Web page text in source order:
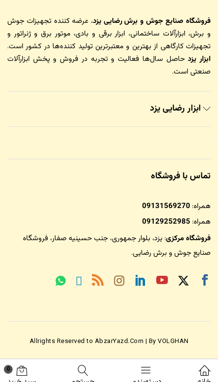
فروشگاه صنایع جوش و برش رضایی یزد، عرضه کننده تجهیزات جوش
و برش، ابزارآلات ساختمانی، ابزار برقی و بادی، موتور برق و ژنراتور و
تجهیزات کارگاهی از بهترین و معتبرترین تولید کننده‌ها در کشور است.
ابزار یزدحاصل سال‌ها فعالیت و تجربه در فروش و پخش ابزارآلات
صنعتی است.
ابزار رضایی یزد
تماس با فروشگاه
همراه: 09131569270
همراه: 09129252985
فروشگاه مرکزی: یزد، بلوار جمهوری، جنب حسینیه صفار، فروشگاه
صنایع جوش و برش رضایی.
Allrights Reserved to AbzarYazd.Com | By VOLGHAN
0